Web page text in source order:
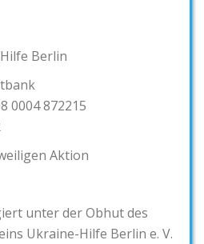
Berlin
0004 872215
Aktion
unter der Obhut des
Ukraine-Hilfe Berlin e. V.